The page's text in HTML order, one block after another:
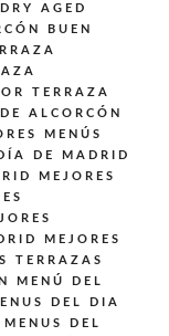
AGED
BUEN
TERRAZA
ALCORCÓN
MENÚS
DE MADRID
MEJORES
MEJORES
TERRAZAS
MENÚ DEL
DEL DIA
MENUS DEL